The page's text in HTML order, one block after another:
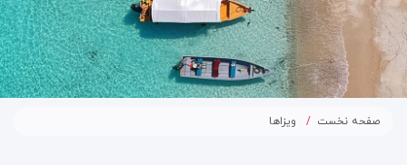
صفحه نخست ویزاها